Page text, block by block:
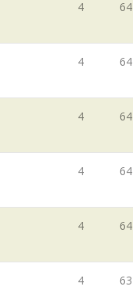
4 64
4 64
4 64
4 64
4 64
4 63